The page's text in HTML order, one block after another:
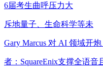
6届考生曲呼压力大
斥地量子、生命科学等未
Gary Marcus 对 AI 领域开
者：SquareEnix支撑全语音